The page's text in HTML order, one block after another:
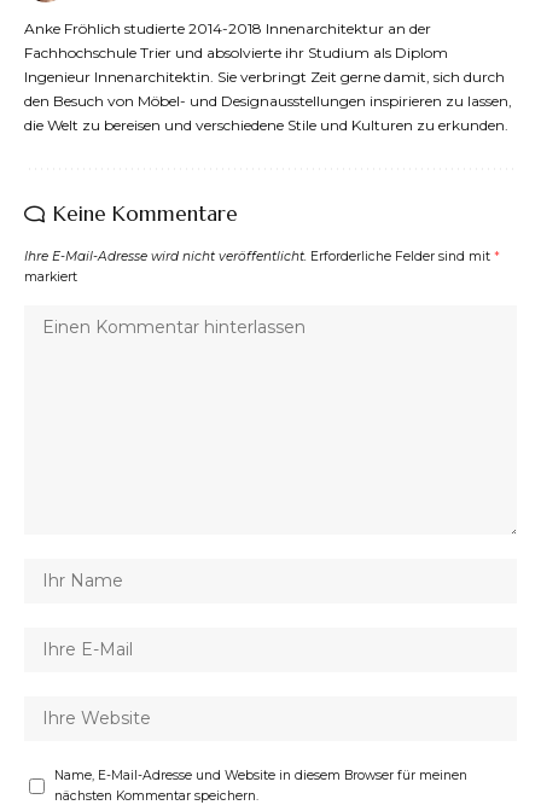
Anke Fröhlich studierte 2014-2018 Innenarchitektur an der
Fachhochschule Trier und absolvierte ihr Studium als Diplom
Ingenieur Innenarchitektin. Sie verbringt Zeit gerne damit, sich durch
den Besuch von Möbel- und Designausstellungen inspirieren zu lassen,
die Welt zu bereisen und verschiedene Stile und Kulturen zu erkunden.
Keine Kommentare
Ihre E-Mail-Adresse wird nicht veröffentlicht. Erforderliche Felder sind mit *
markiert
Name, E-Mail-Adresse und Website in diesem Browser für meinen
nächsten Kommentar speichern.